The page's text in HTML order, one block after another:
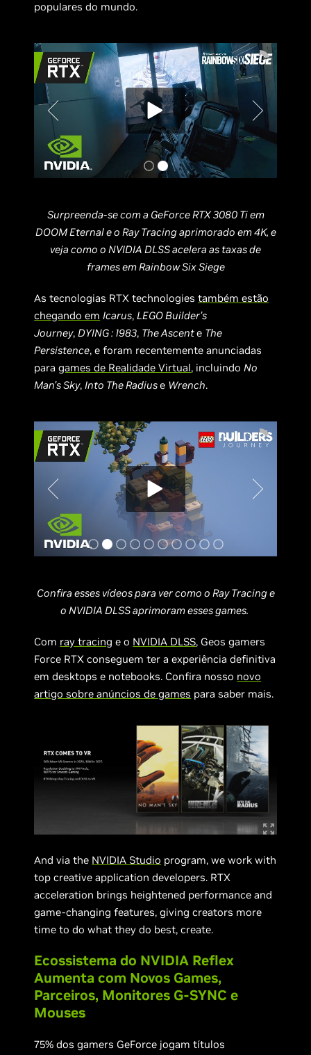
populares do mundo.
Surpreenda-se com a GeForce RTX 3080 Ti em
DOOM Eternal e o Ray Tracing aprimorado em 4K, e
veja como o NVIDIA DLSS acelera as taxas de
frames em Rainbow Six Siege
As tecnologias RTX technologiestambém estão
chegando em Icarus,LEGO Builder’s
Journey,DYING : 1983, The Ascente The
Persistence, e foram recentemente anunciadas
paragames de Realidade Virtual, incluindoNo
Man’s Sky,Into The Radiuse Wrench.
Confira esses vídeos para ver como o Ray Tracing e
o NVIDIA DLSS aprimoram esses games.
Com ray tracing e o NVIDIA DLSS, Geos gamers
Force RTX conseguem ter a experiência definitiva
em desktops e notebooks. Confira nosso novo
artigo sobre anúncios de games para saber mais.
And via the NVIDIA Studio program, we work with
top creative application developers. RTX
acceleration brings heightened performance and
game-changing features, giving creators more
time to do what they do best, create.
Ecossistema do NVIDIA Reflex
Aumenta com Novos Games,
Parceiros, Monitores G-SYNC e
Mouses
75% dos gamers GeForce jogam títulos